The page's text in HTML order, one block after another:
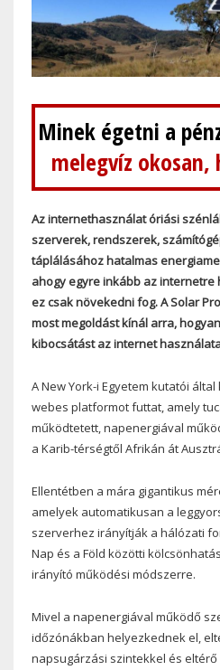
Minek égetni a
melegvíz
Az internethasználat óriási
szerverek, rendszerek,
táplálásához hatalmas
ahogy egyre inkább az
ez csak növekedni fog. A Solar
most megoldást kínál arra,
kibocsátást az internet
A New York-i Egyetem kutatói
webes platformot futtat, amely
működtetett, napenergiával
a Karib-térségtől Afrikán át
Ellentétben a mára gigantikus
amelyek automatikusan a
szerverhez irányítják a hálózati
Nap és a Föld közötti
irányító működési módszerre.
Mivel a napenergiával működő
időzónákban helyezkednek el,
napsugárzási szintekkel és